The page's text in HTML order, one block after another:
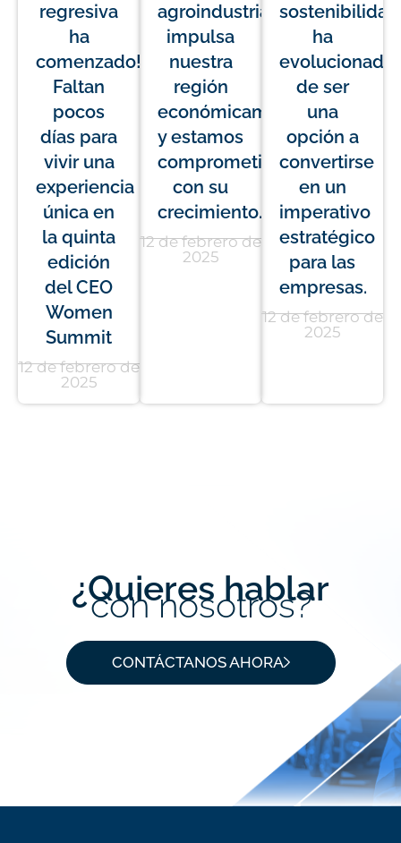
regresiva
ha
comenzado!
Faltan
pocos
días para
vivir una
experiencia
única en
la quinta
edición
del CEO
Women
Summit
12 de febrero de
2025
agroindustria
impulsa
nuestra
región
económicamente,
y estamos
comprometidos
con su
crecimiento.
12 de febrero de
2025
sostenibilidad
ha
evolucionado
de ser
una
opción a
convertirse
en un
imperativo
estratégico
para las
empresas.
12 de febrero de
2025
¿Quieres hablar
con nosotros?
CONTÁCTANOS AHORA